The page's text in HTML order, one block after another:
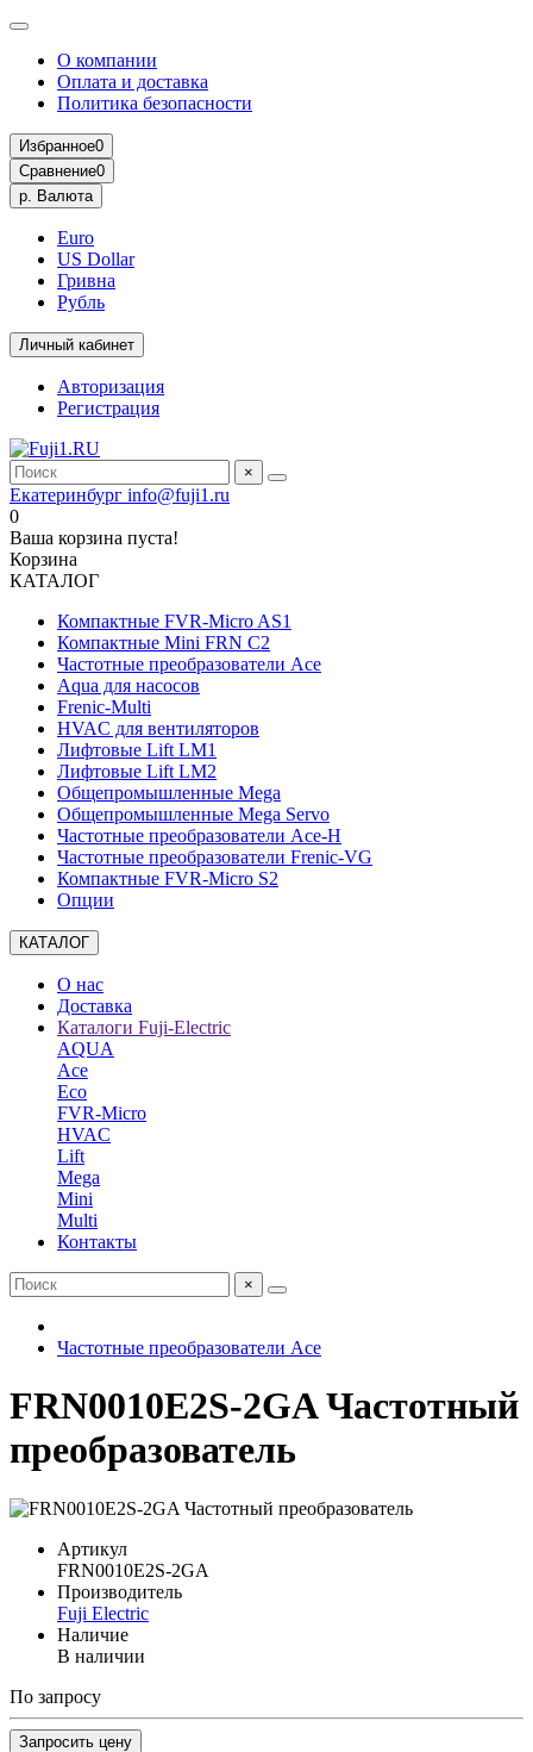
О компании
Оплата и доставка
Политика безопасности
Избранное0
Сравнение0
р. Валюта
Euro
US Dollar
Гривна
Рубль
Личный кабинет
Авторизация
Регистрация
×
Екатеринбург info@fuji1.ru
0
Ваша корзина пуста!
Корзина
КАТАЛОГ
Компактные FVR-Micro AS1
Компактные Mini FRN C2
Частотные преобразователи Ace
Aqua для насосов
Frenic-Multi
HVAC для вентиляторов
Лифтовые Lift LM1
Лифтовые Lift LM2
Общепромышленные Mega
Общепромышленные Mega Servo
Частотные преобразователи Ace-H
Частотные преобразователи Frenic-VG
Компактные FVR-Micro S2
Опции
КАТАЛОГ
О нас
Доставка
Каталоги Fuji-Electric
AQUA
Ace
Eco
FVR-Micro
HVAC
Lift
Mega
Mini
Multi
Контакты
×
Частотные преобразователи Ace
FRN0010E2S-2GA Частотный
преобразователь
Артикул
FRN0010E2S-2GA
Производитель
Fuji Electric
Наличие
В наличии
По запросу
Запросить цену